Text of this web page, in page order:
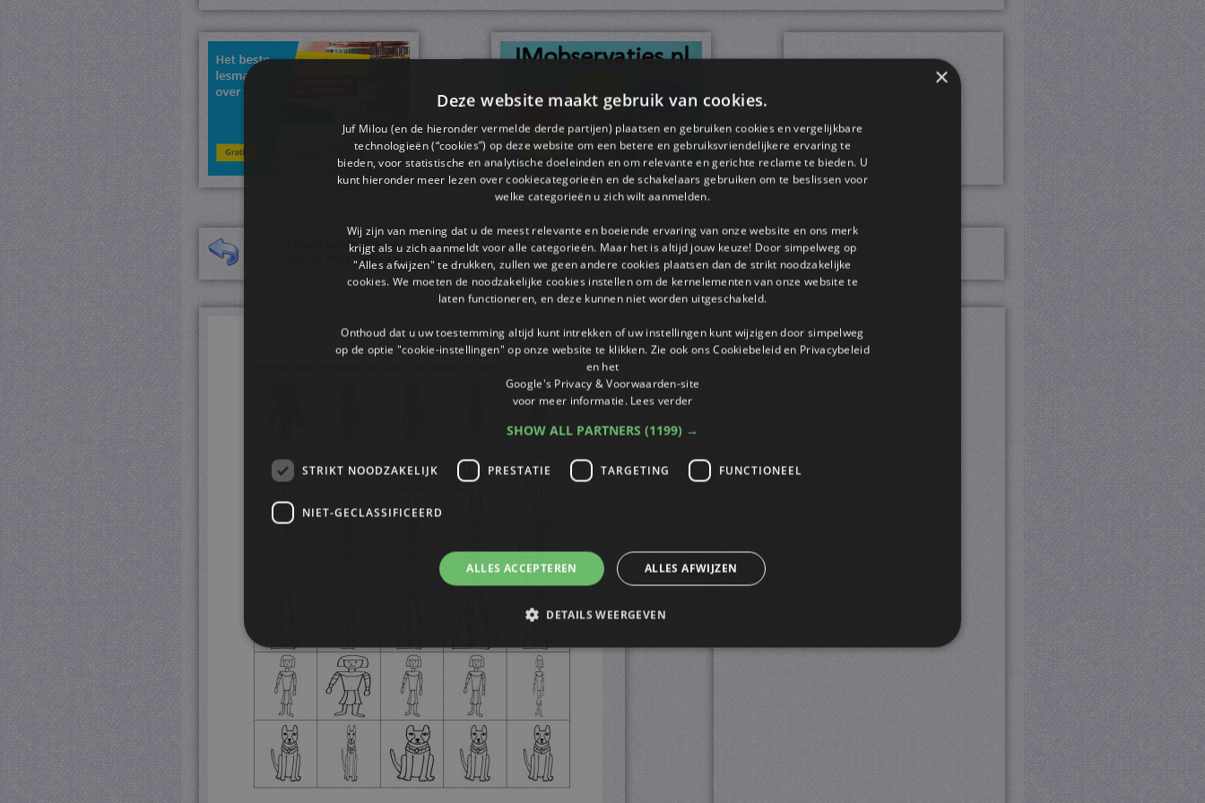
Downloaden van een pdf bestand kun je doen door op het gekozen plaatje te klikken.
Zijn er meerdere werkbladen dan kun je met de pijltjestoetsen er doorheen bladeren.
×
Deze website maakt gebruik van cookies.
Juf Milou (en de hieronder vermelde derde partijen) plaatsen en gebruiken cookies en vergelijkbare
technologieën (“cookies”) op deze website om een ​​betere en gebruiksvriendelijkere ervaring te
bieden, voor statistische en analytische doeleinden en om relevante en gerichte reclame te bieden. U
kunt hieronder meer lezen over cookiecategorieën en de schakelaars gebruiken om te beslissen voor
welke categorieën u zich wilt aanmelden.
Wij zijn van mening dat u de meest relevante en boeiende ervaring van onze website en ons merk
krijgt als u zich aanmeldt voor alle categorieën. Maar het is altijd jouw keuze! Door simpelweg op
"Alles afwijzen" te drukken, zullen we geen andere cookies plaatsen dan de strikt noodzakelijke
cookies. We moeten de noodzakelijke cookies instellen om de kernelementen van onze website te
laten functioneren, en deze kunnen niet worden uitgeschakeld.
Onthoud dat u uw toestemming altijd kunt intrekken of uw instellingen kunt wijzigen door simpelweg
op de optie "cookie-instellingen" op onze website te klikken. Zie ook ons ​​Cookiebeleid en Privacybeleid
en het
Google's Privacy & Voorwaarden-site
voor meer informatie. Lees verder
SHOW ALL PARTNERS (1199) →
STRIKT NOODZAKELIJK PRESTATIE TARGETING FUNCTIONEEL
NIET-GECLASSIFICEERD
ALLES ACCEPTEREN ALLES AFWIJZEN
DETAILS WEERGEVEN
Strikt noodzakelijk Prestatie
Strikt noodzakelijke cookies maken de kernfunctionaliteiten van de website mogelijk, zoals gebruikersaanmelding en accountbeheer. De
website kan niet goed worden gebruikt zonder de strikt noodzakelijke cookies.
Naam
Provider/
Domein
Vervaldatum